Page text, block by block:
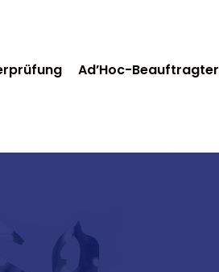
Ad’Hoc-Beauftragter